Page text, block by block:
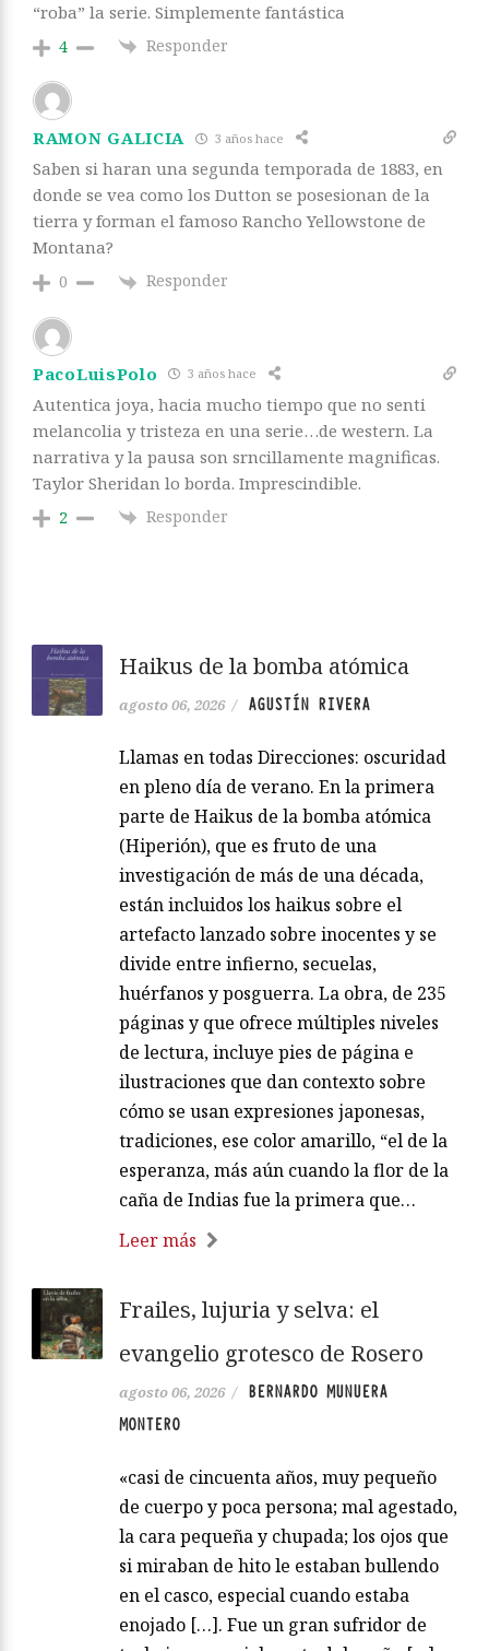
“roba” la serie. Simplemente fantástica
4 Responder
RAMON GALICIA 3 años hace
Saben si haran una segunda temporada de 1883, en
donde se vea como los Dutton se posesionan de la
tierra y forman el famoso Rancho Yellowstone de
Montana?
0 Responder
PacoLuisPolo 3 años hace
Autentica joya, hacia mucho tiempo que no senti
melancolia y tristeza en una serie…de western. La
narrativa y la pausa son srncillamente magnificas.
Taylor Sheridan lo borda. Imprescindible.
2 Responder
Haikus de la bomba atómica
agosto 06, 2026 / AGUSTÍN RIVERA
Llamas en todas Direcciones: oscuridad
en pleno día de verano. En la primera
parte de Haikus de la bomba atómica
(Hiperión), que es fruto de una
investigación de más de una década,
están incluidos los haikus sobre el
artefacto lanzado sobre inocentes y se
divide entre infierno, secuelas,
huérfanos y posguerra. La obra, de 235
páginas y que ofrece múltiples niveles
de lectura, incluye pies de página e
ilustraciones que dan contexto sobre
cómo se usan expresiones japonesas,
tradiciones, ese color amarillo, “el de la
esperanza, más aún cuando la flor de la
caña de Indias fue la primera que…
Leer más
Frailes, lujuria y selva: el
evangelio grotesco de Rosero
agosto 06, 2026 /
BERNARDO MUNUERA
MONTERO
«casi de cincuenta años, muy pequeño
de cuerpo y poca persona; mal agestado,
la cara pequeña y chupada; los ojos que
si miraban de hito le estaban bullendo
en el casco, especial cuando estaba
enojado […]. Fue un gran sufridor de